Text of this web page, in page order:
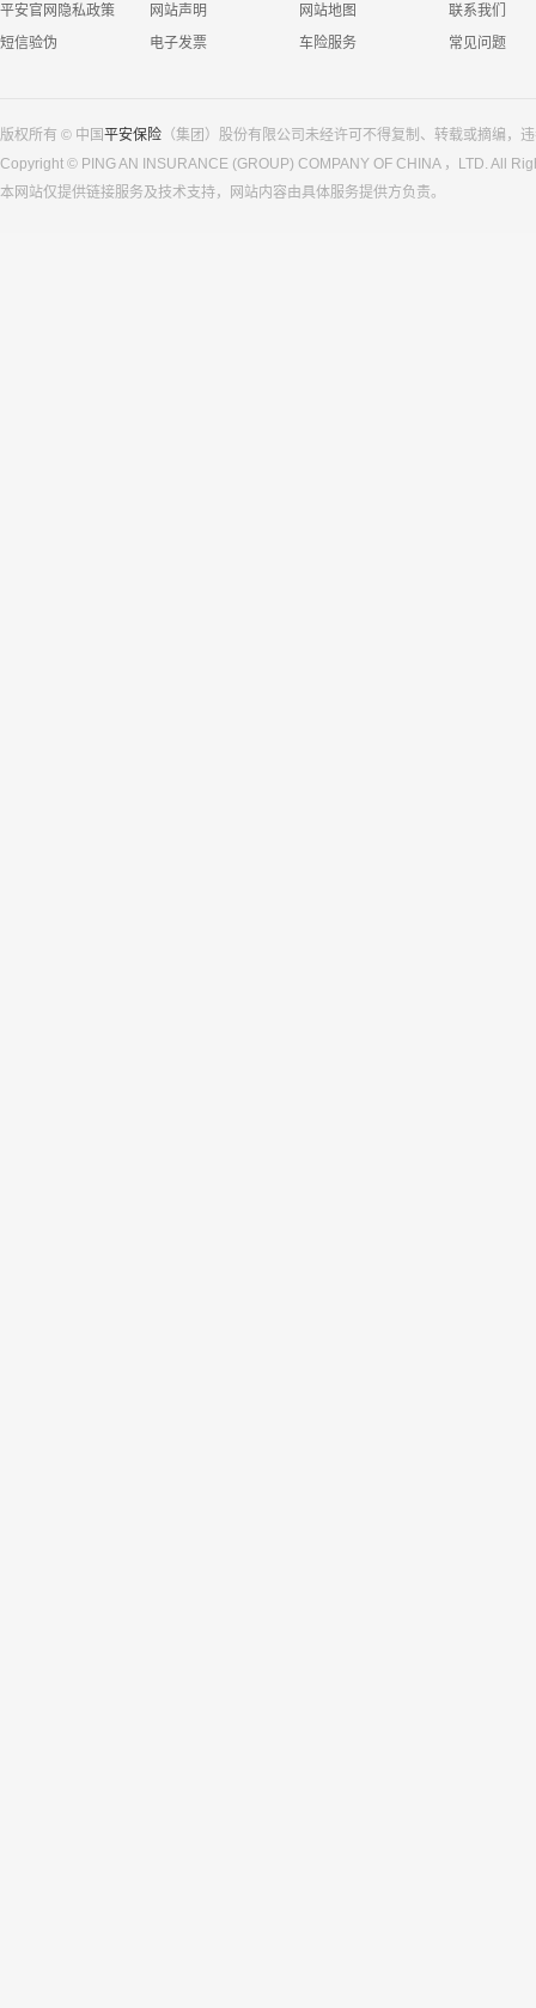
平安官网隐私政策 网站声明 网站地图
联系我们
短信验伪
电子发票 车险服务 常见问题
版权所有 © 中国平安保险 （集团）股份有限公司未经许可不得复制、转载或摘编，
Copyright © PING AN INSURANCE (GROUP) COMPANY OF CHINA ，LTD. All
本网站仅提供链接服务及技术支持，网站内容由具体服务提供方负责。